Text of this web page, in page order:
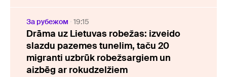
За рубежом 19:15
Drāma uz Lietuvas robežas: izveido
slazdu pazemes tunelim, taču 20
migranti uzbrūk robežsargiem un
aizbēg ar rokudzelžiem